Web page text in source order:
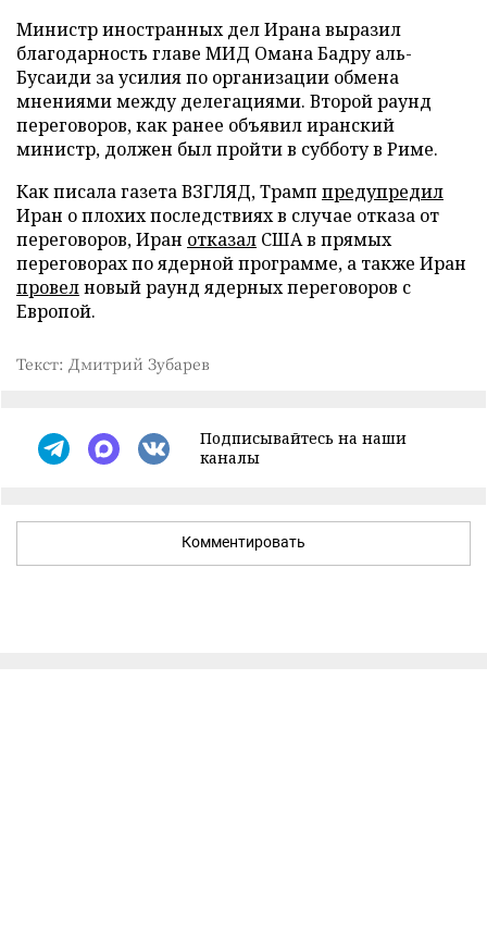
Министр иностранных дел Ирана выразил
благодарность главе МИД Омана Бадру аль-
Бусаиди за усилия по организации обмена
мнениями между делегациями. Второй раунд
переговоров, как ранее объявил иранский
министр, должен был пройти в субботу в Риме.
Как писала газета ВЗГЛЯД, Трамп предупредил
Иран о плохих последствиях в случае отказа от
переговоров, Иран отказал США в прямых
переговорах по ядерной программе, а также Иран
провелновый раунд ядерных переговоров с
Европой.
Текст: Дмитрий Зубарев
Подписывайтесь на наши
каналы
Комментировать